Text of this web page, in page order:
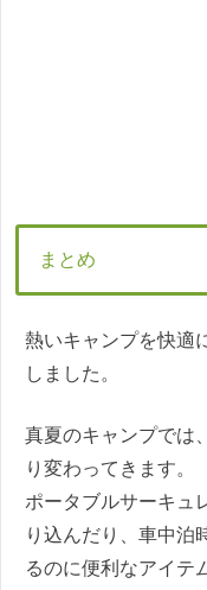
まとめ
熱いキャンプを快適
しました。
真夏のキャンプでは
り変わってきます。
ポータブルサーキュ
り込んだり、車中泊
るのに便利なアイテ